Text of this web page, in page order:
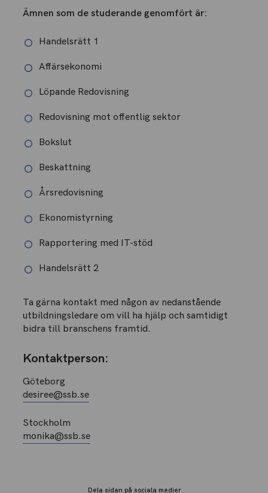
Ämnen som de studerande genomfört är:
Handelsrätt 1
Affärsekonomi
Löpande Redovisning
Redovisning mot offentlig sektor
Bokslut
Beskattning
Årsredovisning
Ekonomistyrning
Rapportering med IT-stöd
Handelsrätt 2
Ta gärna kontakt med någon av nedanstående
utbildningsledare om vill ha hjälp och samtidigt
bidra till branschens framtid.
Kontaktperson:
Göteborg
desiree@ssb.se
Stockholm
monika@ssb.se
Dela sidan på sociala medier